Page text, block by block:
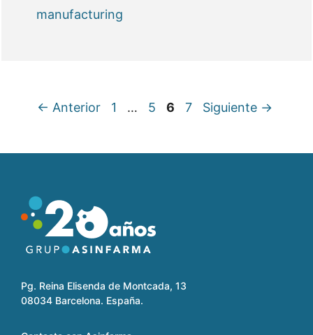
manufacturing
← Anterior Página
1 … Página
5 Página
6 Página
7 Siguiente →
Pg. Reina Elisenda de Montcada, 13
08034 Barcelona. España.